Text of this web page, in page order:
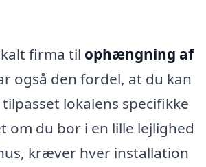
firma til ophængning af
også den fordel, at du kan
lokalens specifikke
om du bor i en lille lejlighed
kræver hver installation